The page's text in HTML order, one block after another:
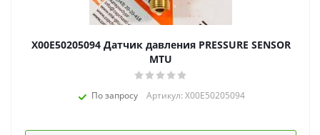
X00E50205094 Датчик давления PRESSURE SENSOR
MTU
По запросу Артикул: X00E50205094